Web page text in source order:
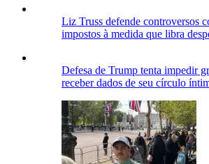
Liz Truss defende controversos
impostos à medida que libra
Defesa de Trump tenta impedir
receber dados de seu círculo